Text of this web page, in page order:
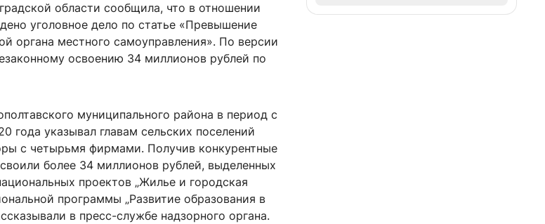
области сообщила, что в отношении
уголовное дело по статье «Превышение
органа местного самоуправления». По версии
освоению 34 миллионов рублей по
муниципального района в период с
года указывал главам сельских поселений
с четырьмя фирмами. Получив конкурентные
более 34 миллионов рублей, выделенных
проектов „Жилье и городская
программы „Развитие образования в
в пресс-службе надзорного органа.